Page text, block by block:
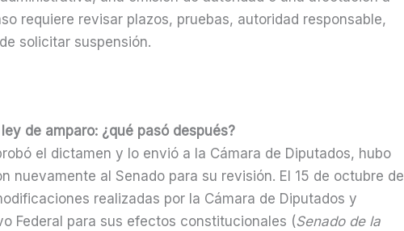
requiere revisar plazos, pruebas, autoridad responsable,
solicitar suspensión.
de amparo: ¿qué pasó después?
el dictamen y lo envió a la Cámara de Diputados, hubo
nuevamente al Senado para su revisión. El 15 de octubre de
realizadas por la Cámara de Diputados y
Federal para sus efectos constitucionales (Senado de la